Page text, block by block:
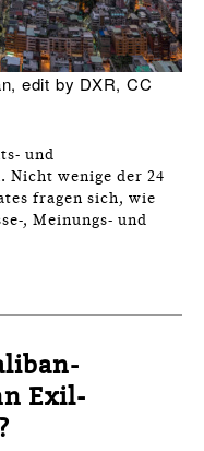
edit by DXR, CC
und
Nicht wenige der 24
fragen sich, wie
, Meinungs- und
Exil-